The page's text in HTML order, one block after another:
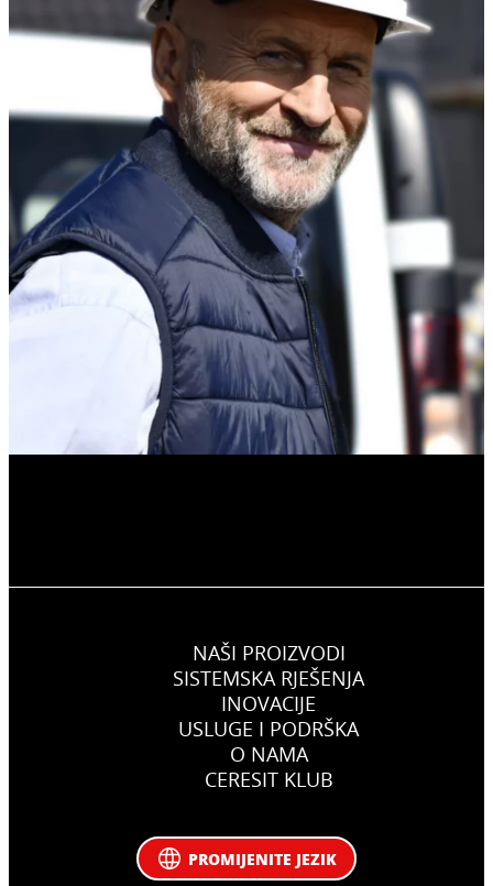
NAŠI PROIZVODI
SISTEMSKA RJEŠENJA
INOVACIJE
USLUGE I PODRŠKA
O NAMA
CERESIT KLUB
PROMIJENITE JEZIK